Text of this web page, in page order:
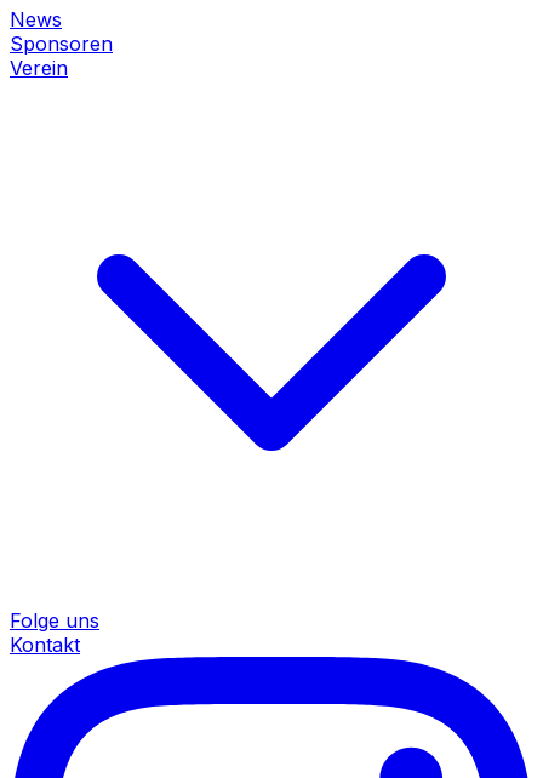
News
Sponsoren
Verein
Folge uns
Kontakt